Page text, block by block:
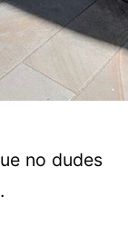
no dudes